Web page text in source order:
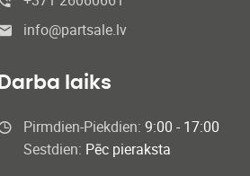
info@partsale.lv
Darba laiks
Pirmdien-Piekdien: 9:00 - 17:00
Sestdien: Pēc pieraksta